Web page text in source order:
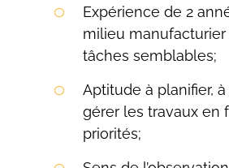
Expérience de 2
milieu manufacturier
tâches semblables;
Aptitude à planifier,
gérer les travaux en
priorités;
Rechercher: